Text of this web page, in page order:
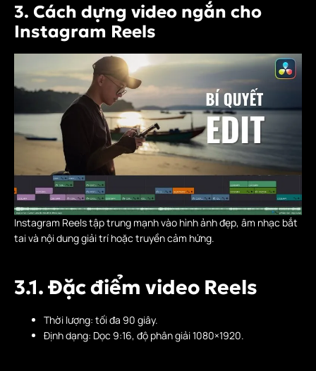
3. Cách dựng video ngắn cho
Instagram Reels
Instagram Reels tập trung mạnh vào hình ảnh đẹp, âm nhạc bắt
tai và nội dung giải trí hoặc truyền cảm hứng.
3.1. Đặc điểm video Reels
Thời lượng: tối đa 90 giây.
Định dạng: Dọc 9:16, độ phân giải 1080×1920.